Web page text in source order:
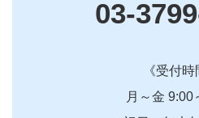
03-
《受付時
月～金 9:00